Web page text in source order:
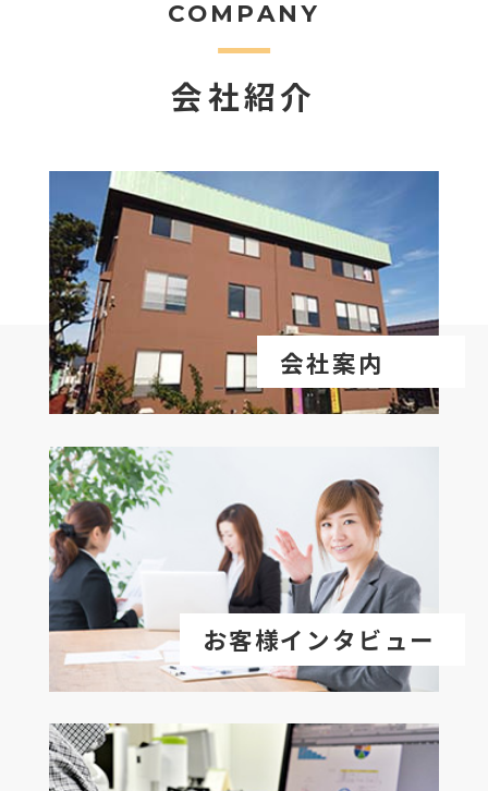
COMPANY
会社紹介
会社案内
お客様インタビュー